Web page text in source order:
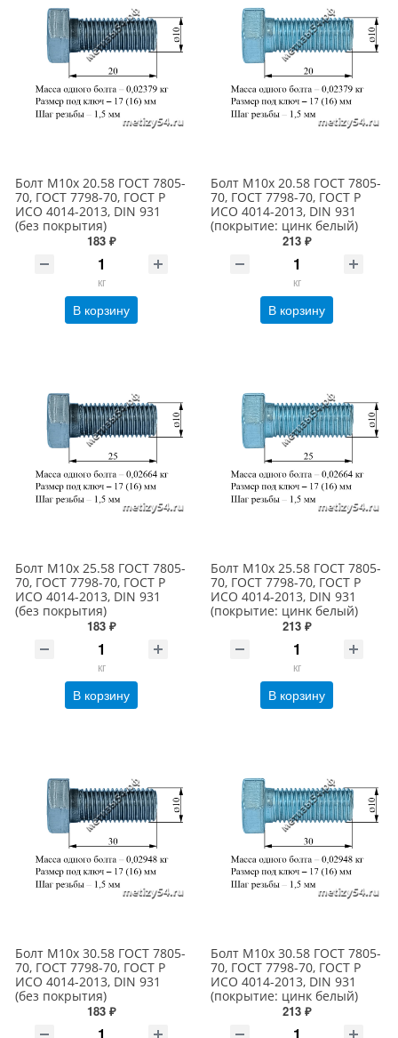
Болт М10х 20.58 ГОСТ 7805-
70, ГОСТ 7798-70, ГОСТ Р
ИСО 4014-2013, DIN 931
(без покрытия)
183 ₽
кг
В корзину
Болт М10х 20.58 ГОСТ 7805-
70, ГОСТ 7798-70, ГОСТ Р
ИСО 4014-2013, DIN 931
(покрытие: цинк белый)
213 ₽
кг
В корзину
Болт М10х 25.58 ГОСТ 7805-
70, ГОСТ 7798-70, ГОСТ Р
ИСО 4014-2013, DIN 931
(без покрытия)
183 ₽
кг
В корзину
Болт М10х 25.58 ГОСТ 7805-
70, ГОСТ 7798-70, ГОСТ Р
ИСО 4014-2013, DIN 931
(покрытие: цинк белый)
213 ₽
кг
В корзину
Болт М10х 30.58 ГОСТ 7805-
70, ГОСТ 7798-70, ГОСТ Р
ИСО 4014-2013, DIN 931
(без покрытия)
183 ₽
Болт М10х 30.58 ГОСТ 7805-
70, ГОСТ 7798-70, ГОСТ Р
ИСО 4014-2013, DIN 931
(покрытие: цинк белый)
213 ₽